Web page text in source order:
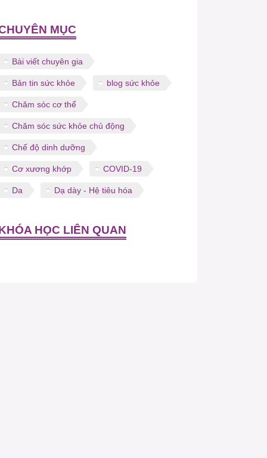
MỤC
Bài viết chuyên gia
Bản tin sức khỏe blog sức khỏe
Chăm sóc cơ thể
Chăm sóc sức khỏe chủ động
Chế độ dinh dưỡng
Cơ xương khớp COVID-19
Da Dạ dày - Hệ tiêu hóa
HỌC LIÊN QUAN